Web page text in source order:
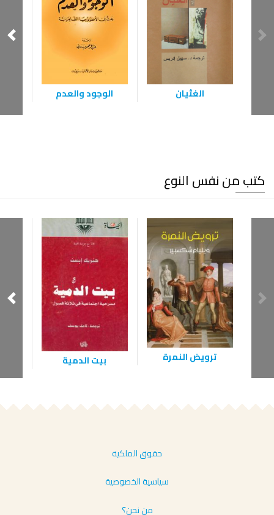
الغثيان الوجود والعدم
كتب من نفس النوع
ترويض النمرة بيت الدمية
حقوق الملكية
سياسية الخصوصية
من نحن؟